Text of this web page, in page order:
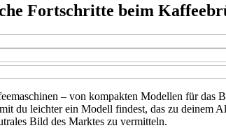
Fortschritte beim
– von kompakten Modellen für
du leichter ein Modell findest, das zu
Bild des Marktes zu vermitteln.